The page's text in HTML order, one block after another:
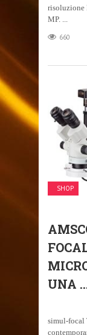
risoluzione
MP. ...
660
SHOP
UNA
simul-focal